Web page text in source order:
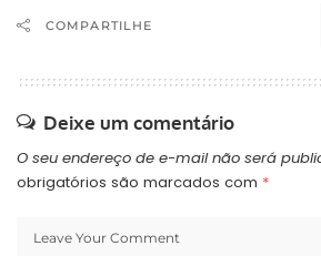
COMPARTILHE
Deixe um comentário
O seu endereço de e-mail não será
obrigatórios são marcados com *